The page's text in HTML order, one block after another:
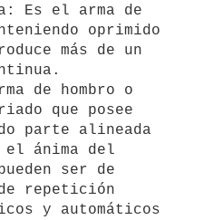
oprimido
más de un
que posee
parte alineada
el ánima del
ser de
repetición
y automáticos